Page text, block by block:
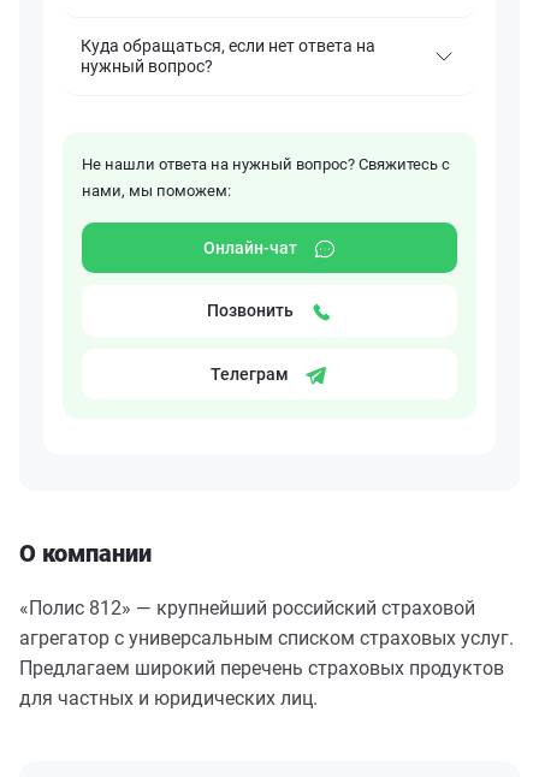
Куда обращаться, если нет ответа на
нужный вопрос?
Не нашли ответа на нужный вопрос? Свяжитесь с
нами, мы поможем:
Онлайн-чат
Позвонить
Телеграм
О компании
«Полис 812» — крупнейший российский страховой
агрегатор с универсальным списком страховых услуг.
Предлагаем широкий перечень страховых продуктов
для частных и юридических лиц.